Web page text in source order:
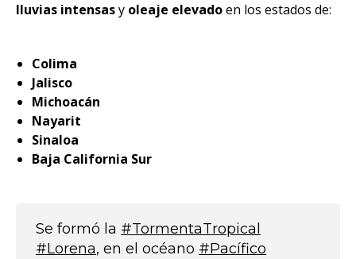
lluvias intensasy oleaje elevadoen los estados de:
Colima
Jalisco
Michoacán
Nayarit
Sinaloa
Baja California Sur
Se formó la #TormentaTropical
#Lorena, en el océano #Pacífico